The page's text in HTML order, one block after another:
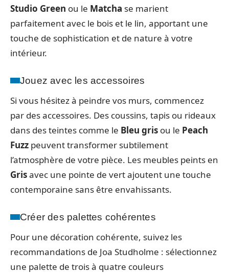
Studio Green ou le Matcha se marient
parfaitement avec le bois et le lin, apportant une
touche de sophistication et de nature à votre
intérieur.
Jouez avec les accessoires
Si vous hésitez à peindre vos murs, commencez
par des accessoires. Des coussins, tapis ou rideaux
dans des teintes comme le Bleu gris ou le Peach
Fuzz peuvent transformer subtilement
l’atmosphère de votre pièce. Les meubles peints en
Grisavec une pointe de vert ajoutent une touche
contemporaine sans être envahissants.
Créer des palettes cohérentes
Pour une décoration cohérente, suivez les
recommandations de Joa Studholme : sélectionnez
une palette de trois à quatre couleurs